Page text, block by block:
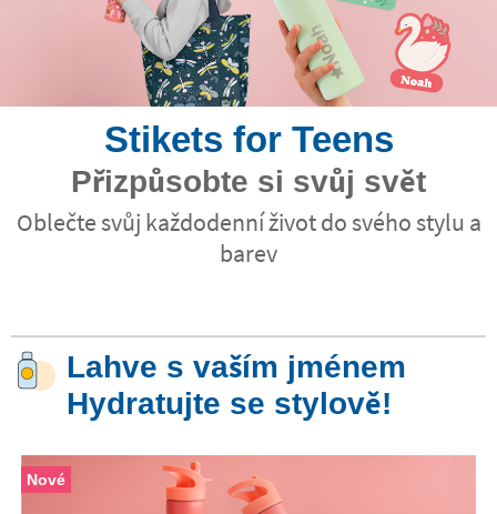
Stikets for Teens
Přizpůsobte si svůj svět
Oblečte svůj každodenní život do svého stylu a
barev
Lahve s vaším jménem
Hydratujte se stylově!
Nové